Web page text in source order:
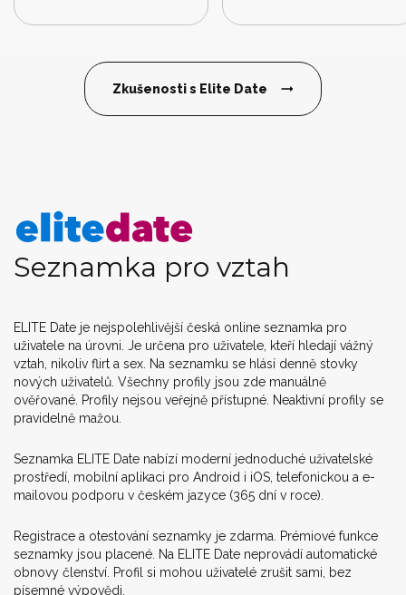
Zkušenosti s Elite Date
Seznamka pro vztah
ELITE Date je nejspolehlivější česká online seznamka pro
uživatele na úrovni. Je určena pro uživatele, kteří hledají vážný
vztah, nikoliv flirt a sex. Na seznamku se hlásí denně stovky
nových uživatelů. Všechny profily jsou zde manuálně
ověřované. Profily nejsou veřejně přístupné. Neaktivní profily se
pravidelně mažou.
Seznamka ELITE Date nabízí moderní jednoduché uživatelské
prostředí, mobilní aplikaci pro Android i iOS, telefonickou a e-
mailovou podporu v českém jazyce (365 dní v roce).
Registrace a otestování seznamky je zdarma. Prémiové funkce
seznamky jsou placené. Na ELITE Date neprovádí automatické
obnovy členství. Profil si mohou uživatelé zrušit sami, bez
písemné výpovědi.